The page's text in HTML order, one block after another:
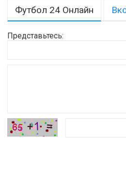
Футбол 24 Онлайн
Представьтесь: